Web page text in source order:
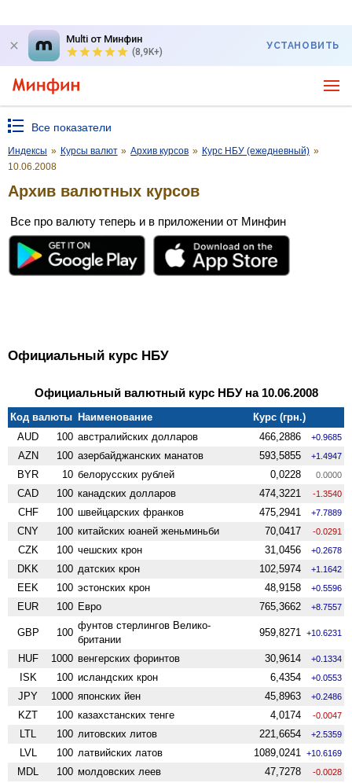
Multi от Минфин
(8,9K+)
УСТАНОВИТЬ
Все показатели
Индексы » Курсы валют » Архив курсов » Курс НБУ (ежедневный) »
10.06.2008
Архив валютных курсов
Все про валюту теперь и в приложении от Минфин
Официальный курс НБУ
Официальный валютный курс НБУ на 10.06.2008
Код валюты Наименование
Курс (грн.)
AUD
100 австралийских долларов 466,2886 +0.9685
AZN 100 азербайджанских манатов 593,5855 +1.4947
BYR 10 белорусских рублей 0,0228 0.0000
CAD 100 канадских долларов 474,3221 -1.3540
CHF 100 швейцарских франков 475,2941 +7.7889
CNY 100 китайских юаней женьминьби 70,0417 -0.0291
CZK 100 чешских крон 31,0456 +0.2678
DKK 100 датских крон 102,5974 +1.1642
EEK 100 эстонских крон 48,9158 +0.5596
EUR 100 Евро 765,3662 +8.7557
GBP 100
фунтов стерлингов Велико­
британии
959,8271 +10.6231
HUF 1000 венгерских форинтов 30,9614 +0.1334
ISK 100 исландских крон 6,4354 +0.0553
JPY 1000 японских йен 45,8963 +0.2486
KZT 100 казахстанских тенге 4,0174 -0.0047
LTL 100 литовских литов 221,6654 +2.5359
LVL 100 латвийских латов 1089,0241 +10.6169
MDL 100 молдовских леев 47,7278 -0.0028